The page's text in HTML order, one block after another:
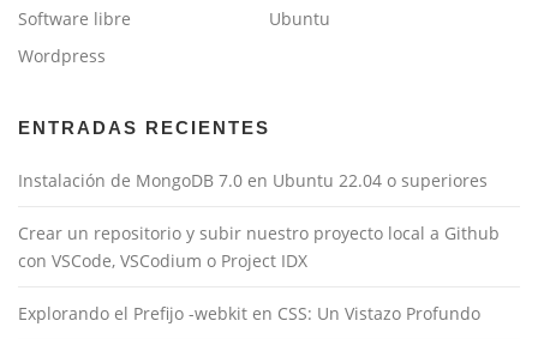
Software libre
Ubuntu
Wordpress
ENTRADAS RECIENTES
Instalación de MongoDB 7.0 en Ubuntu 22.04 o superiores
Crear un repositorio y subir nuestro proyecto local a Github
con VSCode, VSCodium o Project IDX
Explorando el Prefijo -webkit en CSS: Un Vistazo Profundo